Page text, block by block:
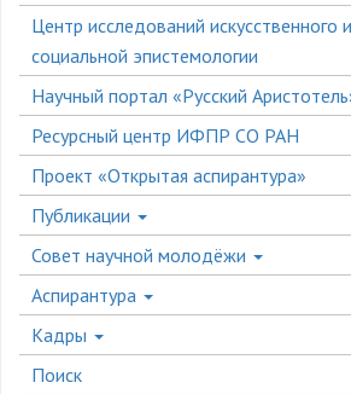
Центр исследований искусственного
социальной эпистемологии
Научный портал «Русский
Ресурсный центр ИФПР СО РАН
Проект «Открытая аспирантура»
Публикации
Совет научной молодёжи
Аспирантура
Кадры
Поиск